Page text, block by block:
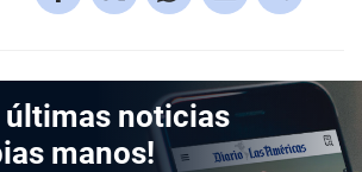
últimas noticias
manos!